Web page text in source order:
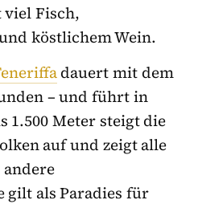
viel Fisch,
köstlichem Wein.
dauert mit dem
– und führt in
1.500 Meter steigt die
auf und zeigt alle
gilt als Paradies für